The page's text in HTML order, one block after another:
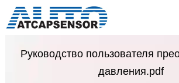
Руководство пользователя
давления.pdf